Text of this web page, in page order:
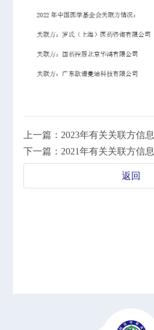
上一篇：2023年有关关联方信息
下一篇：2021年有关关联方信息
返回